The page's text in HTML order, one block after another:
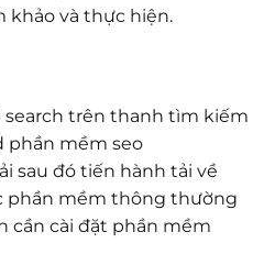
khảo và thực hiện.
trên thanh tìm kiếm
phần mềm seo
sau đó tiến hành tải về
phần mềm thông thường
cần cài đặt phần mềm